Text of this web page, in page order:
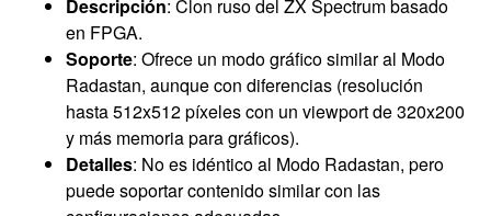
Descripción: Clon ruso del ZX Spectrum basado
en FPGA.
Soporte: Ofrece un modo gráfico similar al Modo
Radastan, aunque con diferencias (resolución
hasta 512x512 píxeles con un viewport de 320x200
y más memoria para gráficos).
Detalles: No es idéntico al Modo Radastan, pero
puede soportar contenido similar con las